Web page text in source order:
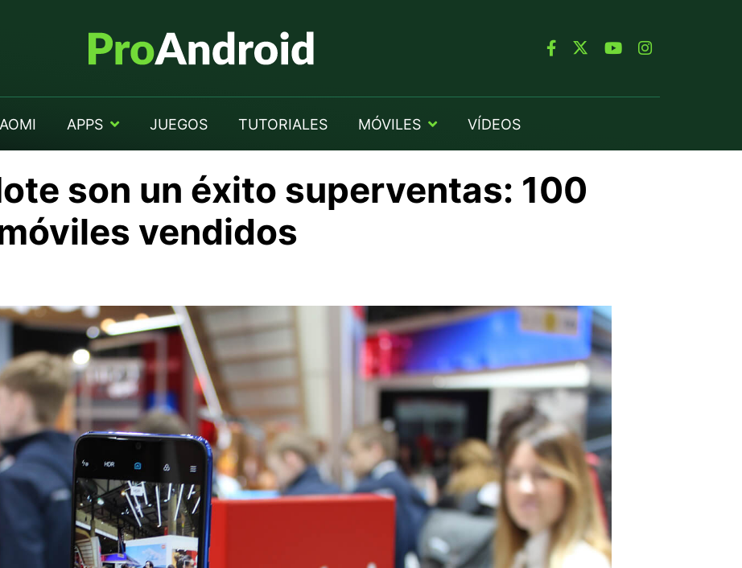
APPS JUEGOS TUTORIALES MÓVILES VÍDEOS
son un éxito superventas: 100
vendidos